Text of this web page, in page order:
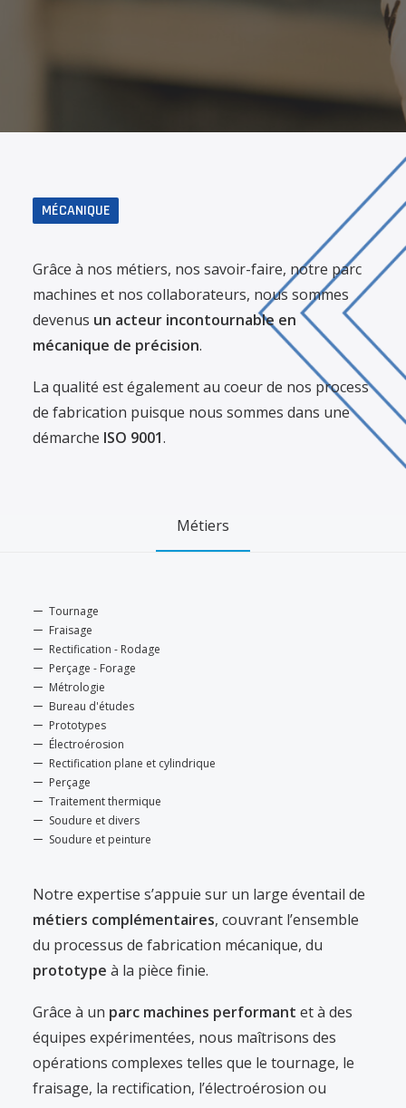
MÉCANIQUE
Grâce à nos métiers, nos savoir-faire, notre parc
machines et nos collaborateurs, nous sommes
devenus un acteur incontournable en
mécanique de précision.
La qualité est également au coeur de nos process
de fabrication puisque nous sommes dans une
démarche ISO 9001.
Métiers
Tournage
Fraisage
Rectification - Rodage
Perçage - Forage
Métrologie
Bureau d'études
Prototypes
Électroérosion
Rectification plane et cylindrique
Perçage
Traitement thermique
Soudure et divers
Soudure et peinture
Notre expertise s’appuie sur un large éventail de
métiers complémentaires, couvrant l’ensemble
du processus de fabrication mécanique, du
prototype à la pièce finie.
Grâce à un parc machines performant et à des
équipes expérimentées, nous maîtrisons des
opérations complexes telles que le tournage, le
fraisage, la rectification, l’électroérosion ou